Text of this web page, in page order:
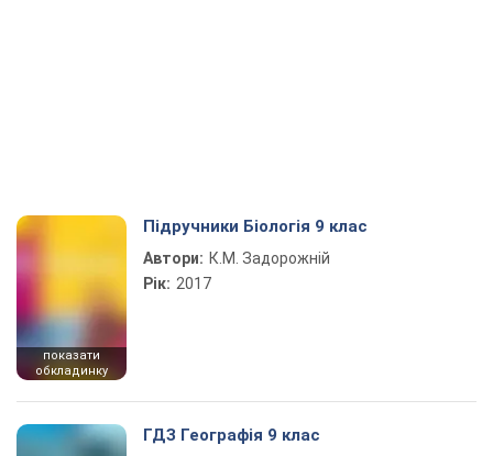
показати
обкладинку
Підручники Біологія 9 клас
Автори: К.М. Задорожній
Рік: 2017
ГДЗ Географія 9 клас